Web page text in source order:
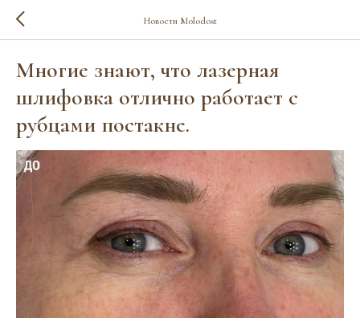
Новости Molodost
Многие знают, что лазерная
шлифовка отлично работает с
рубцами постакне.